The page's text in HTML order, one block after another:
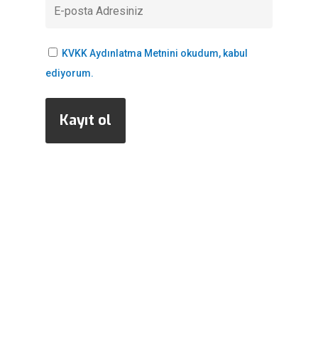
KVKK Aydınlatma Metnini okudum, kabul
ediyorum.